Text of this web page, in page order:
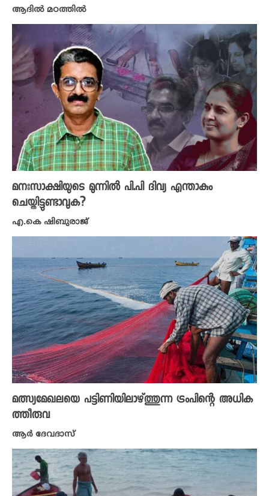
ആദിൽ മഠത്തിൽ
മനഃസാക്ഷിയുടെ മുന്നിൽ പി.പി ദിവ്യ എന്താകും
ചെയ്തിട്ടുണ്ടാവുക?
എ.കെ ഷിബുരാജ്
മത്സ്യമേഖലയെ പട്ടിണിയിലാഴ്ത്തുന്ന ട്രംപിന്റെ അധിക
ത്തീരുവ
ആർ ദേവദാസ്